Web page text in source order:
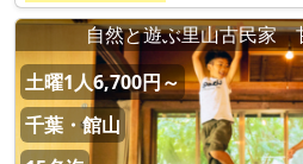
自然と遊ぶ里山古民家
土曜1人6,700円～
千葉・館山